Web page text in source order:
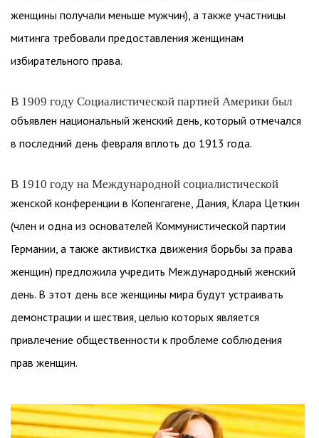
женщины получали меньше мужчин), а также участницы
митинга требовали предоставления женщинам
избирательного права.
В 1909 году Социалистической партией Америки был
объявлен национальный женский день, который отмечался
в последний день февраля вплоть до 1913 года.
В 1910 году на Международной социалистической
женской конференции в Копенгагене, Дания, Клара Цеткин
(член и одна из основателей Коммунистической партии
Германии, а также активистка движения борьбы за права
женщин) предложила учредить Международный женский
день. В этот день все женщины мира будут устраивать
демонстрации и шествия, целью которых является
привлечение общественности к проблеме соблюдения
прав женщин.